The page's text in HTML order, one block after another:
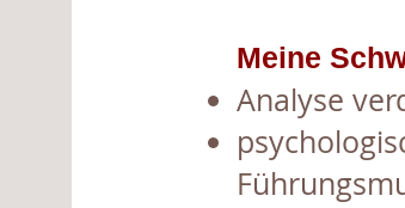
​Meine
Analyse